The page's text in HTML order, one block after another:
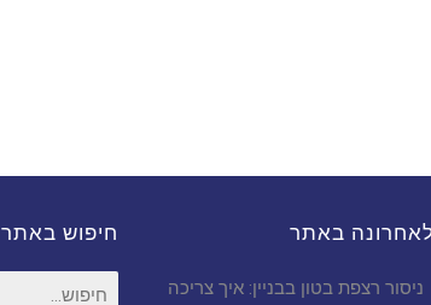
באתר
ניסור רצפת בטון בבניין: איך צריכה
חיפוש באתר
חיפוש